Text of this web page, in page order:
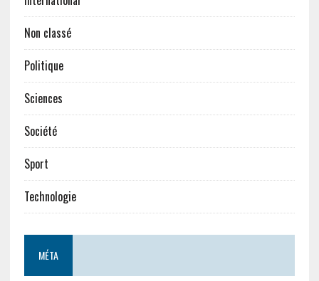
Non classé
Politique
Sciences
Société
Sport
Technologie
MÉTA